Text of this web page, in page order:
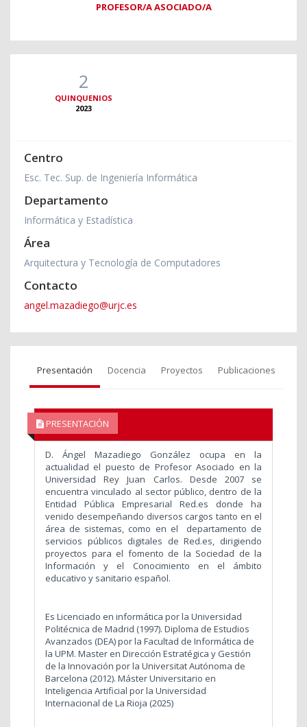
PROFESOR/A ASOCIADO/A
2
QUINQUENIOS
2023
Centro
Esc. Tec. Sup. de Ingeniería Informática
Departamento
Informática y Estadística
Área
Arquitectura y Tecnología de Computadores
Contacto
angel.mazadiego@urjc.es
Presentación Docencia Proyectos Publicaciones
PRESENTACIÓN
D. Ángel Mazadiego González ocupa en la
actualidad el puesto de Profesor Asociado en la
Universidad Rey Juan Carlos. Desde 2007 se
encuentra vinculado al sector público, dentro de la
Entidad Pública Empresarial Red.es donde ha
venido desempeñando diversos cargos tanto en el
área de sistemas, como en el departamento de
servicios públicos digitales de Red.es, dirigiendo
proyectos para el fomento de la Sociedad de la
Información y el Conocimiento en el ámbito
educativo y sanitario español.
Es Licenciado en informática por la Universidad
Politécnica de Madrid (1997). Diploma de Estudios
Avanzados (DEA) por la Facultad de Informática de
la UPM. Master en Dirección Estratégica y Gestión
de la Innovación por la Universitat Autónoma de
Barcelona (2012). Máster Universitario en
Inteligencia Artificial por la Universidad
Internacional de La Rioja (2025)